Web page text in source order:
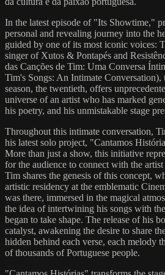
In the latest episode of "Its Showtime,"
personal and revealing journey into the
guided by one of its most iconic voices:
singer of Xutos & Pontapés and
das Canções de Tim: Uma Conversa
Tim's Songs: An Intimate Conversation),
season, the twentieth, offers
universe of an artist who has marked
his poetry, and his unmistakable stage
Throughout this intimate conversation,
his latest solo project, "Cantamos
More than just a show, this initiative
for the audience to connect with the
Tim shares the genesis of this concept,
artistic residency at the emblematic
was there, immersed in the magical
the idea of intertwining his songs with
began to take shape. The release of his
catalyst, awakening the desire to share
hidden behind each verse, each melody
of thousands of Portuguese people.